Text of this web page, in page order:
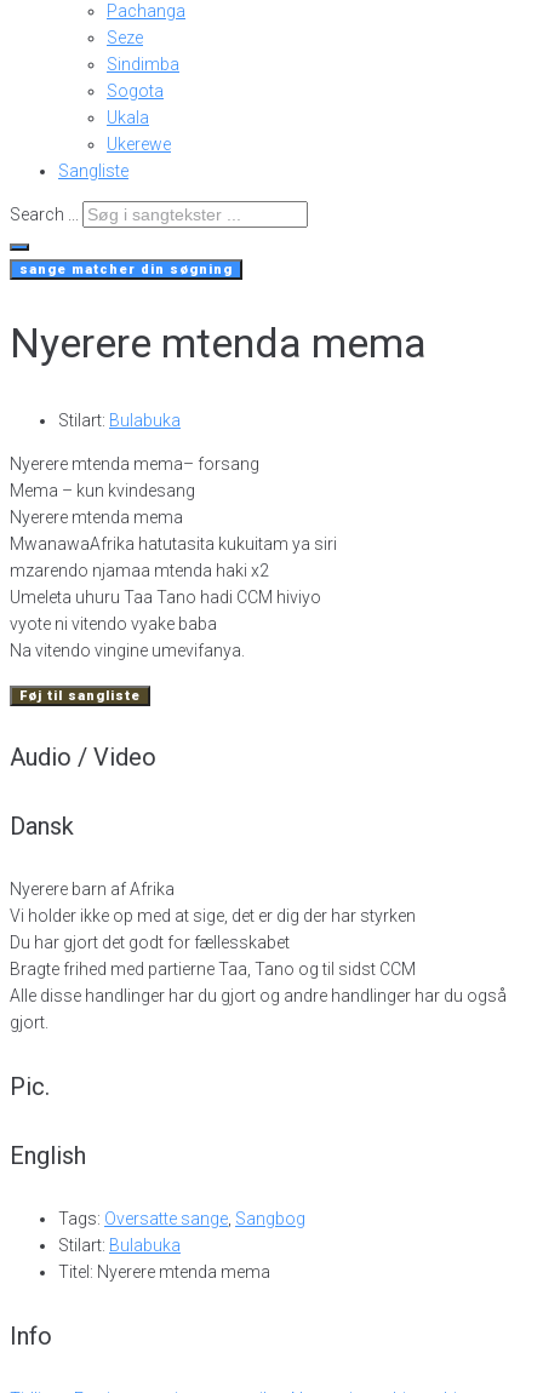
Pachanga
Seze
Sindimba
Sogota
Ukala
Ukerewe
Sangliste
Search ...
sange matcher din søgning
Nyerere mtenda mema
Stilart: Bulabuka
Nyerere mtenda mema– forsang
Mema – kun kvindesang
Nyerere mtenda mema
MwanawaAfrika hatutasita kukuitam ya siri
mzarendo njamaa mtenda haki x2
Umeleta uhuru Taa Tano hadi CCM hiviyo
vyote ni vitendo vyake baba
Na vitendo vingine umevifanya.
Føj til sangliste
Audio / Video
Dansk
Nyerere barn af Afrika
Vi holder ikke op med at sige, det er dig der har styrken
Du har gjort det godt for fællesskabet
Bragte frihed med partierne Taa, Tano og til sidst CCM
Alle disse handlinger har du gjort og andre handlinger har du også
gjort.
Pic.
English
Tags: Oversatte sange, Sangbog
Stilart: Bulabuka
Titel: Nyerere mtenda mema
Info